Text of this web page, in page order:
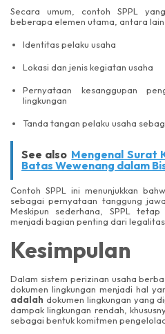
Secara umum, contoh SPPL
beberapa elemen utama, antara lain:
Identitas pelaku usaha
Lokasi dan jenis kegiatan usaha
Pernyataan kesanggupan
lingkungan
Tanda tangan pelaku usaha
See also Mengenal Surat
Batas Wewenang dalam
Contoh SPPL ini menunjukkan
sebagai pernyataan tanggung
Meskipun sederhana, SPPL
menjadi bagian penting dari legalitas
Kesimpulan
Dalam sistem perizinan usaha
dokumen lingkungan menjadi hal
adalah dokumen lingkungan yang
dampak lingkungan rendah,
sebagai bentuk komitmen